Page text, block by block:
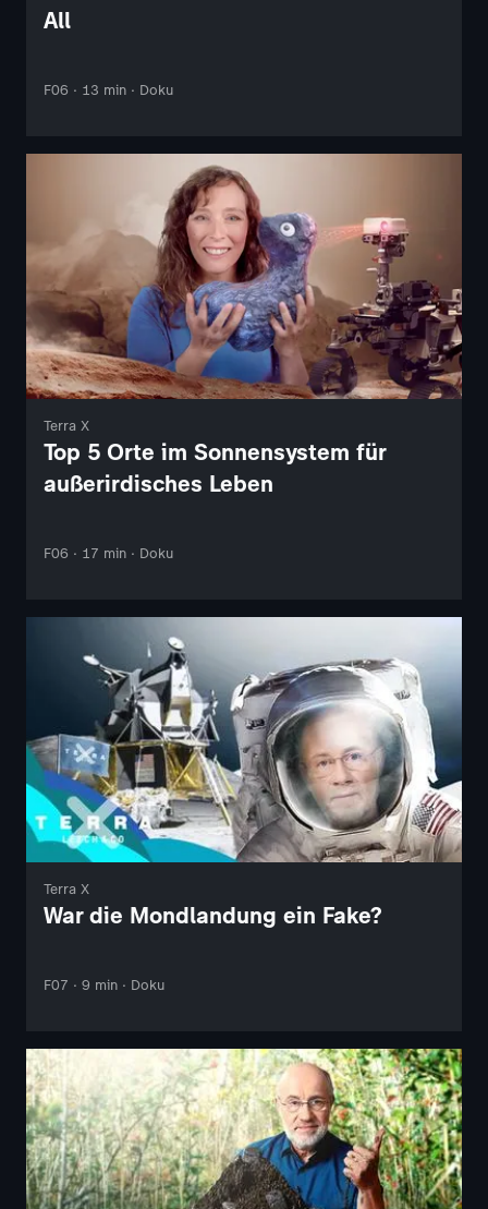
All
F06 · 13 min · Doku
Terra X
Top 5 Orte im Sonnensystem für
außerirdisches Leben
F06 · 17 min · Doku
Terra X
War die Mondlandung ein Fake?
F07 · 9 min · Doku